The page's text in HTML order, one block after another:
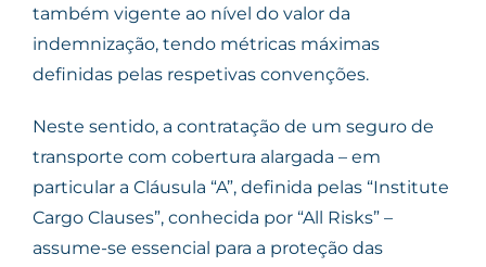
também vigente ao nível do valor da
indemnização, tendo métricas máximas
definidas pelas respetivas convenções.
Neste sentido, a contratação de um seguro de
transporte com cobertura alargada – em
particular a Cláusula “A”, definida pelas “Institute
Cargo Clauses”, conhecida por “All Risks” –
assume-se essencial para a proteção das